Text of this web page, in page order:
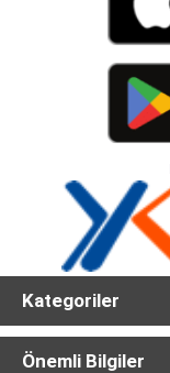
Kategoriler
Önemli Bilgiler